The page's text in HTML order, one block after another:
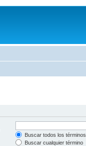
Buscar todos los términos
Buscar cualquier término